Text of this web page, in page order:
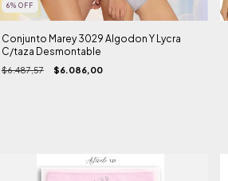
6% OFF
Conjunto Marey 3029 Algodon Y Lycra
C/taza Desmontable
$6.487,57 $6.086,00